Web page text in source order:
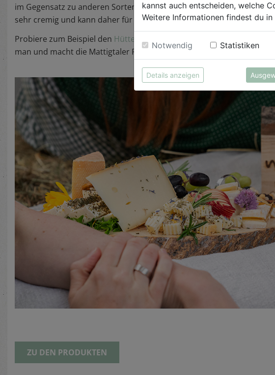
im Gegensatz zu anderen Sorten nicht reifen und soll am besten
sehr cremig und kann daher für pikante Aufstriche, aber auch für
Probiere zum Beispiel den Hüttenkäse
man und macht die Mattigtaler Produkte zu etwas Besonderem.
ZU DEN PRODUKTEN
kannst auch entscheiden, welche
Weitere Informationen findest du in
Notwendig Statistiken
Details anzeigen